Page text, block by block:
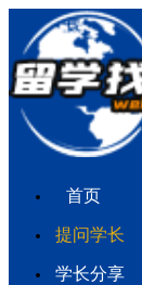
首页
提问学长
学长分享